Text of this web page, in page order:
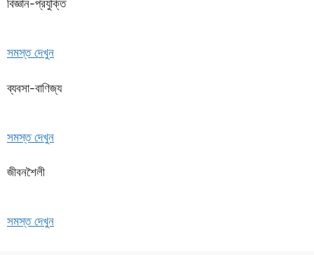
বিজ্ঞান-প্রযুক্তি
সমস্ত দেখুন
ব্যবসা-বাণিজ্য
সমস্ত দেখুন
জীবনশৈলী
সমস্ত দেখুন